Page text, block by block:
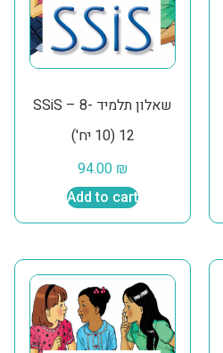
SSiS – שאלון תלמיד 8-
12 (10 יח')
94.00 ₪
Add to cart